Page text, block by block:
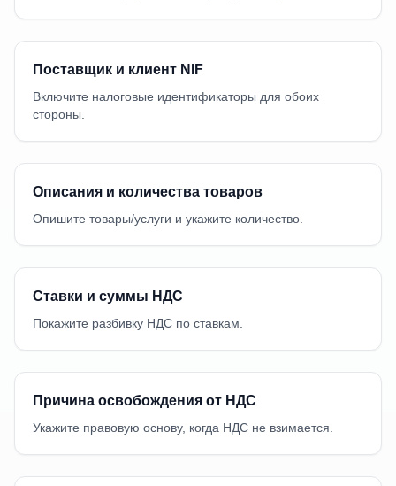
Поставщик и клиент NIF
Включите налоговые идентификаторы для обоих
стороны.
Описания и количества товаров
Опишите товары/услуги и укажите количество.
Ставки и суммы НДС
Покажите разбивку НДС по ставкам.
Причина освобождения от НДС
Укажите правовую основу, когда НДС не взимается.